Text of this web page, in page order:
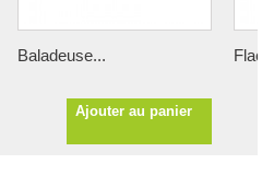
Baladeuse...
Ajouter au panier